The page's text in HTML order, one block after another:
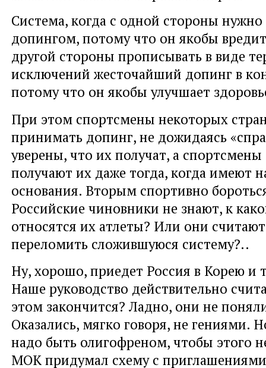
Система, когда с одной стороны нужно
допингом, потому что он якобы
другой стороны прописывать в виде
исключений жесточайший допинг в
потому что он якобы улучшает
При этом спортсмены некоторых
принимать допинг, не дожидаясь
уверены, что их получат, а спортсмены
получают их даже тогда, когда имеют
основания. Вторым спортивно
Российские чиновники не знают, к
относятся их атлеты? Или они
переломить сложившуюся систему?..
Ну, хорошо, приедет Россия в Корею и
Наше руководство действительно
этом закончится? Ладно, они не
Оказались, мягко говоря, не гениями.
надо быть олигофреном, чтобы этого
МОК придумал схему с